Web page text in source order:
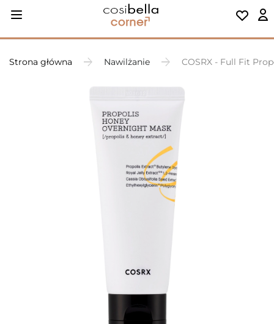
Strona główna Nawilżanie COSRX - Full Fit